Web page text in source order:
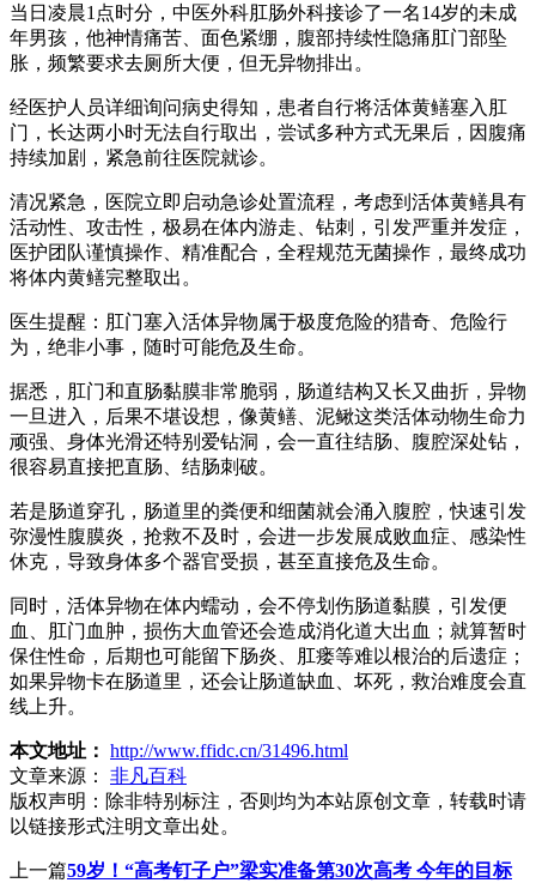
当日凌晨1点时分，中医外科肛肠外科接诊了一名14岁的未成
年男孩，他神情痛苦、面色紧绷，腹部持续性隐痛肛门部坠
胀，频繁要求去厕所大便，但无异物排出。
经医护人员详细询问病史得知，患者自行将活体黄鳝塞入肛
门，长达两小时无法自行取出，尝试多种方式无果后，因腹痛
持续加剧，紧急前往医院就诊。
清况紧急，医院立即启动急诊处置流程，考虑到活体黄鳝具有
活动性、攻击性，极易在体内游走、钻刺，引发严重并发症，
医护团队谨慎操作、精准配合，全程规范无菌操作，最终成功
将体内黄鳝完整取出。
医生提醒：肛门塞入活体异物属于极度危险的猎奇、危险行
为，绝非小事，随时可能危及生命。
据悉，肛门和直肠黏膜非常脆弱，肠道结构又长又曲折，异物
一旦进入，后果不堪设想，像黄鳝、泥鳅这类活体动物生命力
顽强、身体光滑还特别爱钻洞，会一直往结肠、腹腔深处钻，
很容易直接把直肠、结肠刺破。
若是肠道穿孔，肠道里的粪便和细菌就会涌入腹腔，快速引发
弥漫性腹膜炎，抢救不及时，会进一步发展成败血症、感染性
休克，导致身体多个器官受损，甚至直接危及生命。
同时，活体异物在体内蠕动，会不停划伤肠道黏膜，引发便
血、肛门血肿，损伤大血管还会造成消化道大出血；就算暂时
保住性命，后期也可能留下肠炎、肛瘘等难以根治的后遗症；
如果异物卡在肠道里，还会让肠道缺血、坏死，救治难度会直
线上升。
本文地址： http://www.ffidc.cn/31496.html
文章来源：
非凡百科
版权声明： 除非特别标注，否则均为本站原创文章，转载时请
以链接形式注明文章出处。
上一篇59岁！“高考钉子户”梁实准备第30次高考 今年的目标